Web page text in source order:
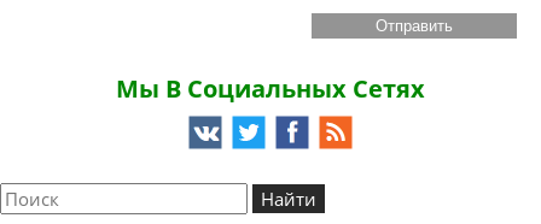
Мы В Социальных Сетях